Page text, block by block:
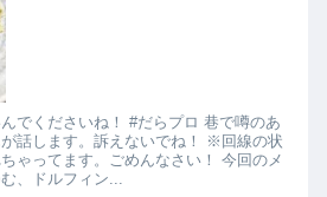
でくださいね！ #だらプロ 巷で噂のあ
話します。訴えないでね！ ※回線の状
ゃってます。ごめんなさい！ 今回のメ
、ドルフィン...